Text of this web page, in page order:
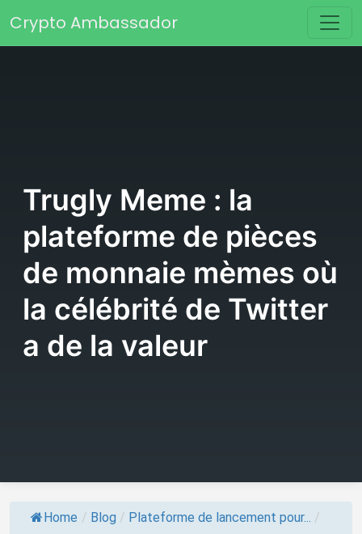
Navigation principale
Crypto Ambassador
Trugly Meme : la
plateforme de pièces
de monnaie mèmes où
la célébrité de Twitter
a de la valeur
Home / Blog / Plateforme de lancement pour... /